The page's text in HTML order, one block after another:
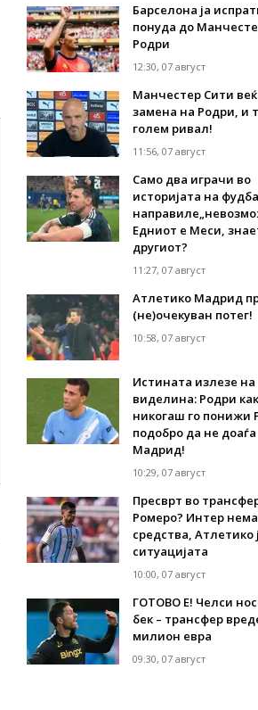
Барселона ја
понуда до
Родри
12:30, 07 август
Манчестер Сити
замена на Родри, и
голем ривал!
11:56, 07 август
Само два играчи во
историјата на
Едниот е Меси,
другиот?
11:27, 07 август
Атлетико Мадрид
(не)очекуван потег!
10:58, 07 август
Истината излезе на
виделина: Родри
никогаш го понижи
подобро да не
Мадрид!
10:29, 07 август
Пресврт во
Ромеро? Интер
средства, Атлетико
ситуацијата
10:00, 07 август
ГОТОВО Е! Челси
бек – трансфер
милион евра
09:30, 07 август